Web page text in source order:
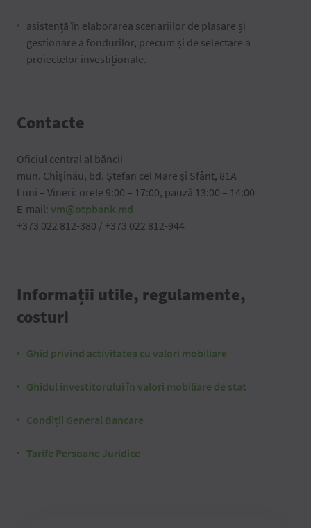
asistență în elaborarea scenariilor de plasare și
gestionare a fondurilor, precum și de selectare a
proiectelor investiționale.
Contacte
Oficiul central al băncii
mun. Chișinău, bd. Ștefan cel Mare și Sfânt, 81A
Luni – Vineri: orele 9:00 – 17:00, pauză 13:00 – 14:00
E-mail: vm@otpbank.md
+373 022 812-380 / +373 022 812-944
Informații utile, regulamente,
costuri
Ghid privind activitatea cu valori mobiliare
Ghidul investitorului în valori mobiliare de stat
Condiții General Bancare
Tarife Persoane Juridice